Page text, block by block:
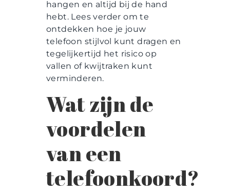
hangen en altijd bij de hand
hebt. Lees verder om te
ontdekken hoe je jouw
telefoon stijlvol kunt dragen en
tegelijkertijd het risico op
vallen of kwijtraken kunt
verminderen.
Wat zijn de
voordelen
van een
telefoonkoord?